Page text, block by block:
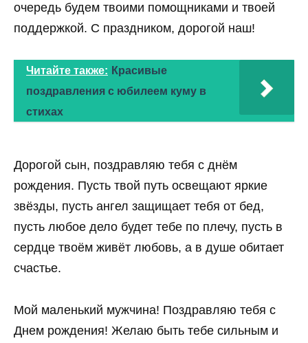
очередь будем твоими помощниками и твоей
поддержкой. С праздником, дорогой наш!
Читайте также: Красивые
поздравления с юбилеем куму в
стихах
Дорогой сын, поздравляю тебя с днём
рождения. Пусть твой путь освещают яркие
звёзды, пусть ангел защищает тебя от бед,
пусть любое дело будет тебе по плечу, пусть в
сердце твоём живёт любовь, а в душе обитает
счастье.
Мой маленький мужчина! Поздравляю тебя с
Днем рождения! Желаю быть тебе сильным и